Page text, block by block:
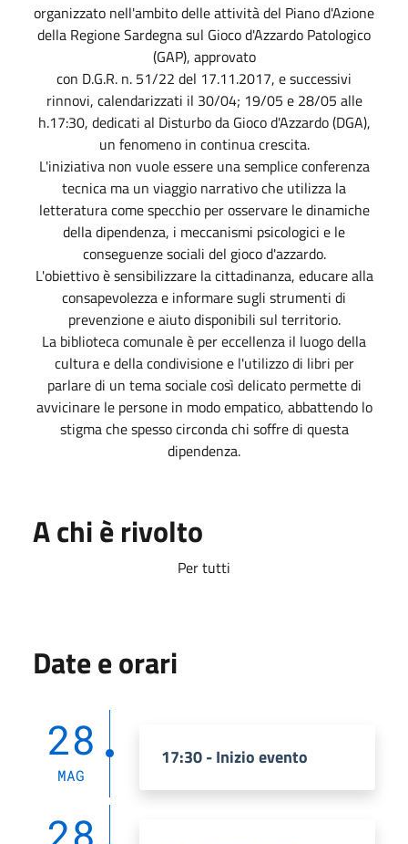
organizzato nell'ambito delle attività del Piano d'Azione
della Regione Sardegna sul Gioco d'Azzardo Patologico
(GAP), approvato
con D.G.R. n. 51/22 del 17.11.2017, e successivi
rinnovi, calendarizzati il 30/04; 19/05 e 28/05 alle
h.17:30, dedicati al Disturbo da Gioco d'Azzardo (DGA),
un fenomeno in continua crescita.
L'iniziativa non vuole essere una semplice conferenza
tecnica ma un viaggio narrativo che utilizza la
letteratura come specchio per osservare le dinamiche
della dipendenza, i meccanismi psicologici e le
conseguenze sociali del gioco d'azzardo.
L'obiettivo è sensibilizzare la cittadinanza, educare alla
consapevolezza e informare sugli strumenti di
prevenzione e aiuto disponibili sul territorio.
La biblioteca comunale è per eccellenza il luogo della
cultura e della condivisione e l'utilizzo di libri per
parlare di un tema sociale così delicato permette di
avvicinare le persone in modo empatico, abbattendo lo
stigma che spesso circonda chi soffre di questa
dipendenza.
A chi è rivolto
Per tutti
Date e orari
28
MAG
17:30 - Inizio evento